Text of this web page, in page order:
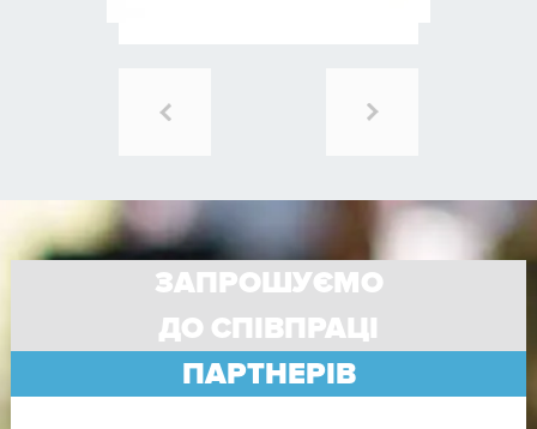
ЗАПРОШУЄМО
ДО СПІВПРАЦІ
ПАРТНЕРІВ